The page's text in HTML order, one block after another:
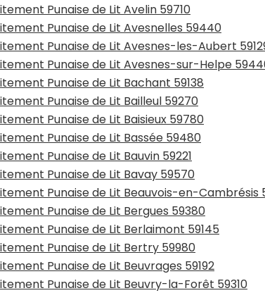
Punaise de Lit Avelin 59710
Punaise de Lit Avesnelles 59440
Punaise de Lit Avesnes-les-Aubert
Punaise de Lit Avesnes-sur-Helpe
Punaise de Lit Bachant 59138
Punaise de Lit Bailleul 59270
Punaise de Lit Baisieux 59780
Punaise de Lit Bassée 59480
Punaise de Lit Bauvin 59221
Punaise de Lit Bavay 59570
Punaise de Lit Beauvois-en-Cambrésis
Punaise de Lit Bergues 59380
Punaise de Lit Berlaimont 59145
Punaise de Lit Bertry 59980
Punaise de Lit Beuvrages 59192
Punaise de Lit Beuvry-la-Forêt 59310